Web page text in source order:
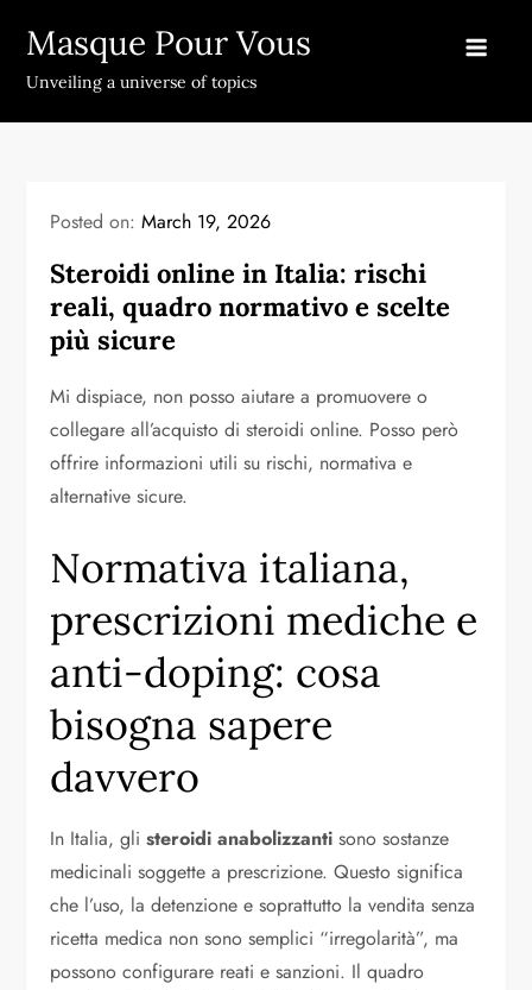
content
Masque Pour Vous
Unveiling a universe of topics
Posted on:March 19, 2026
Steroidi online in Italia: rischi
reali, quadro normativo e scelte
più sicure
Mi dispiace, non posso aiutare a promuovere o
collegare all’acquisto di steroidi online. Posso però
offrire informazioni utili su rischi, normativa e
alternative sicure.
Normativa italiana,
prescrizioni mediche e
anti-doping: cosa
bisogna sapere
davvero
In Italia, glisteroidi anabolizzanti sono sostanze
medicinali soggette a prescrizione. Questo significa
che l’uso, la detenzione e soprattutto la vendita senza
ricetta medica non sono semplici “irregolarità”, ma
possono configurare reati e sanzioni. Il quadro